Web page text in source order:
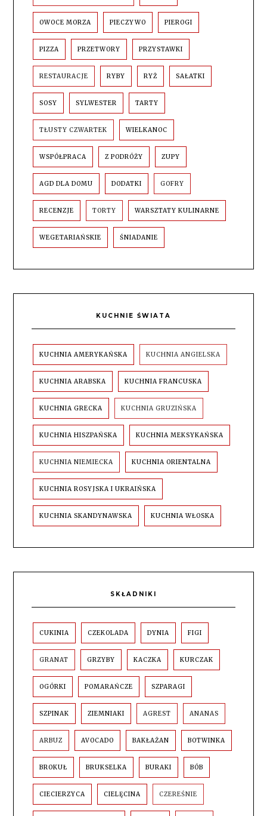
OWOCE MORZA PIECZYWO PIEROGI
PIZZA PRZETWORY PRZYSTAWKI
RESTAURACJE RYBY RYŻ SAŁATKI
SOSY SYLWESTER TARTY
TŁUSTY CZWARTEK WIELKANOC
WSPÓŁPRACA Z PODRÓŻY ZUPY
AGD DLA DOMU DODATKI GOFRY
RECENZJE TORTY WARSZTATY KULINARNE
WEGETARIAŃSKIE ŚNIADANIE
KUCHNIE ŚWIATA
KUCHNIA AMERYKAŃSKA KUCHNIA ANGIELSKA
KUCHNIA ARABSKA KUCHNIA FRANCUSKA
KUCHNIA GRECKA KUCHNIA GRUZIŃSKA
KUCHNIA HISZPAŃSKA KUCHNIA MEKSYKAŃSKA
KUCHNIA NIEMIECKA KUCHNIA ORIENTALNA
KUCHNIA ROSYJSKA I UKRAIŃSKA
KUCHNIA SKANDYNAWSKA KUCHNIA WŁOSKA
SKŁADNIKI
CUKINIA CZEKOLADA DYNIA FIGI
GRANAT GRZYBY KACZKA KURCZAK
OGÓRKI POMARAŃCZE SZPARAGI
SZPINAK ZIEMNIAKI AGREST ANANAS
ARBUZ AVOCADO BAKŁAŻAN BOTWINKA
BROKUŁ BRUKSELKA BURAKI BÓB
CIECIERZYCA CIELĘCINA CZEREŚNIE